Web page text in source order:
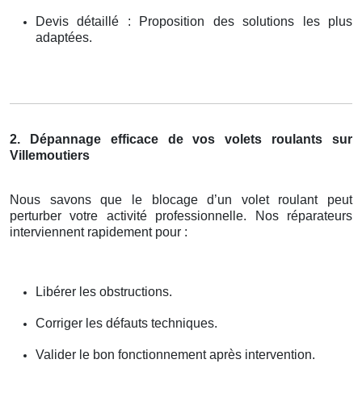
Devis détaillé : Proposition des solutions les plus
adaptées.
2. Dépannage efficace de vos volets roulants sur
Villemoutiers
Nous savons que le blocage d’un volet roulant peut
perturber votre activité professionnelle. Nos réparateurs
interviennent rapidement pour :
Libérer les obstructions.
Corriger les défauts techniques.
Valider le bon fonctionnement après intervention.